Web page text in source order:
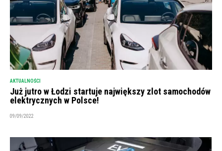
AKTUALNOŚCI
Już jutro w Łodzi startuje największy zlot samochodów
elektrycznych w Polsce!
09/09/2022